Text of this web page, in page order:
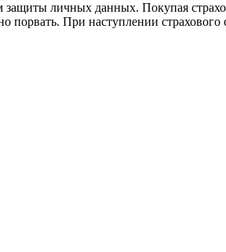
личных данных. Покупая
При наступлении